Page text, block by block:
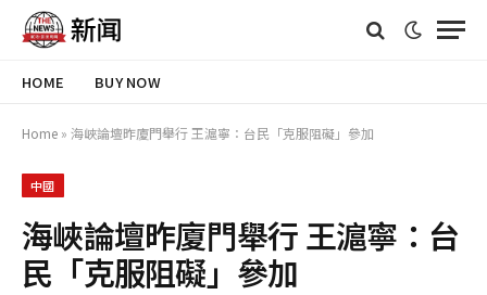
HOME BUY NOW
Home » 海峽論壇昨廈門舉行 王滬寧：台民「克服阻礙」參加
中國
海峽論壇昨廈門舉行 王滬寧：台
民「克服阻礙」參加